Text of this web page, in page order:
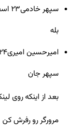
سپهر خادمی23 اسفند ۱۴۰۰
بله
امیرحسین امیری24 اسفند ۱۴۰۰
سپهر جان
بعد از اینکه روی
مرورگر رو رفرش کن